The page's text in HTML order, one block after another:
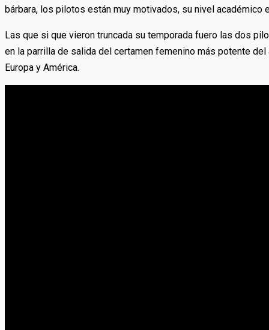
bárbara, los pilotos están muy motivados, su nivel
Las que si que vieron truncada su temporada fuero las dos
en la parrilla de salida del certamen femenino más potente
Europa y América.